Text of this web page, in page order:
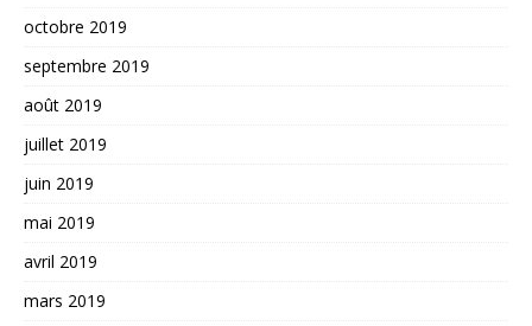
octobre 2019
septembre 2019
août 2019
juillet 2019
juin 2019
mai 2019
avril 2019
mars 2019